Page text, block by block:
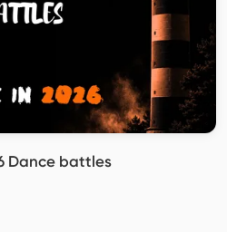
Dance battles